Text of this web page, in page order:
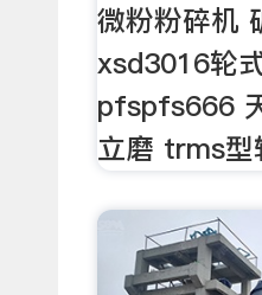
微粉粉碎机
xsd3016轮
pfspfs666
立磨 trms型